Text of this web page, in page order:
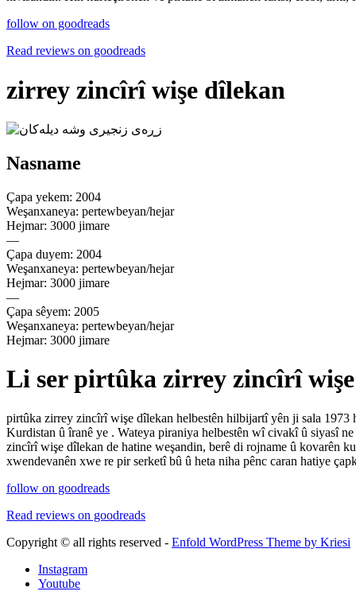
follow on goodreads
Read reviews on goodreads
zirrey zincîrî wişe dîlekan
Nasname
Çapa yekem: 2004
Weşanxaneya: pertewbeyan/hejar
Hejmar: 3000 jimare
—
Çapa duyem: 2004
Weşanxaneya: pertewbeyan/hejar
Hejmar: 3000 jimare
—
Çapa sêyem: 2005
Weşanxaneya: pertewbeyan/hejar
Hejmar: 3000 jimare
Li ser pirtûka zirrey zincîrî
pirtûka zirrey zincîrî wişe dîlekan helbestên hilbijartî yên ji sala 1973
Kurdistan û îranê ye . Wateya piraniya helbestên wî civakî û siyasî
zincîrî wişe dîlekan de hatine weşandin, berê di rojname û kovarên
xwendevanên xwe re pir serketî bû û heta niha pênc caran hatiye
follow on goodreads
Read reviews on goodreads
Copyright © all rights reserved - Enfold WordPress Theme by Kriesi
Instagram
Youtube